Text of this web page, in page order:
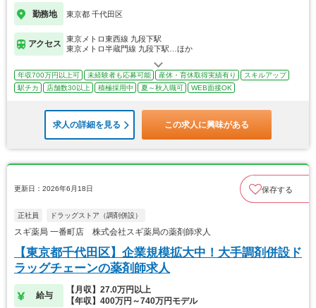
勤務地 東京都 千代田区
アクセス
東京メトロ東西線 九段下駅
東京メトロ半蔵門線 九段下駅…ほか
年収700万円以上可 未経験者も応募可能 産休・育休取得実績有り
スキルアップ
駅チカ
店舗数30以上 積極採用中 夏～秋入職可 WEB面接OK
求人の詳細を見る この求人に興味がある
更新日：2026年6月18日 保存する
正社員 ドラッグストア（調剤併設）
スギ薬局 一番町店 株式会社スギ薬局の薬剤師求人
【東京都千代田区】企業規模拡大中！大手調剤併設ド
ラッグチェーンの薬剤師求人
給与
【月収】27.0万円以上
【年収】400万円～740万円モデル